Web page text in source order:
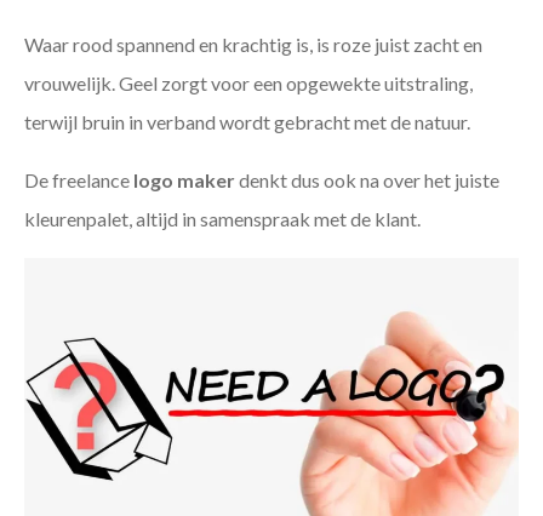
Waar rood spannend en krachtig is, is roze juist zacht en
vrouwelijk. Geel zorgt voor een opgewekte uitstraling,
terwijl bruin in verband wordt gebracht met de natuur.
De freelance logo makerdenkt dus ook na over het juiste
kleurenpalet, altijd in samenspraak met de klant.